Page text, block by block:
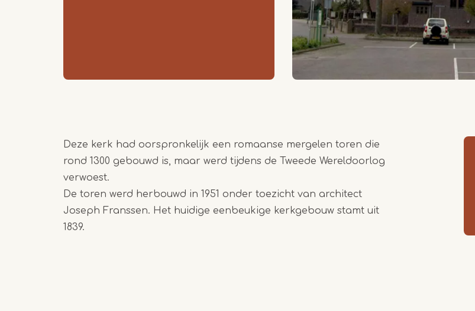
Deze kerk had oorspronkelijk een romaanse mergelen toren die
rond 1300 gebouwd is, maar werd tijdens de Tweede Wereldoorlog
verwoest.
De toren werd herbouwd in 1951 onder toezicht van architect
Joseph Franssen. Het huidige eenbeukige kerkgebouw stamt uit
1839.